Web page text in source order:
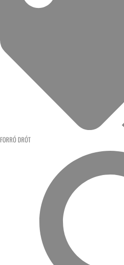
FORRÓ DRÓT